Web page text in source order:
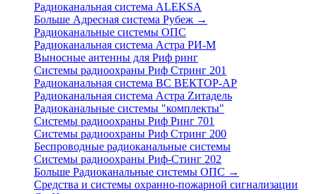
Радиоканальная система ALEKSA
Больше Адресная система Рубеж →
Радиоканальные системы ОПС
Радиоканальная система Астра РИ-М
Выносные антенны для Риф ринг
Системы радиоохраны Риф Стринг 201
Радиоканальная система ВС ВЕКТОР-АР
Радиоканальная система Астра Zитадель
Радиоканальные системы "комплекты"
Системы радиоохраны Риф Ринг 701
Системы радиоохраны Риф Стринг 200
Беспроводные радиоканальные системы
Системы радиоохраны Риф-Стинг 202
Больше Радиоканальные системы ОПС →
Средства и системы охранно-пожарной сигнализации